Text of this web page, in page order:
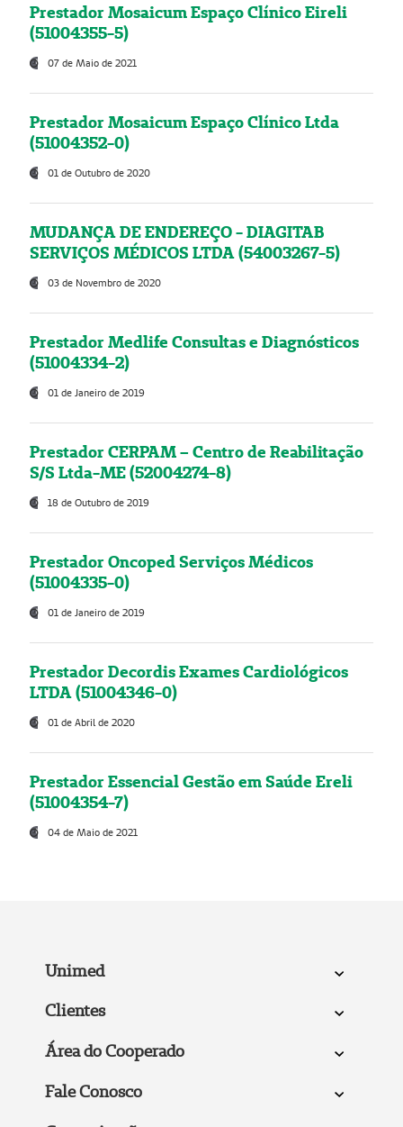
Prestador Mosaicum Espaço Clínico Eireli
(51004355-5)
07 de Maio de 2021
Prestador Mosaicum Espaço Clínico Ltda
(51004352-0)
01 de Outubro de 2020
MUDANÇA DE ENDEREÇO - DIAGITAB
SERVIÇOS MÉDICOS LTDA (54003267-5)
03 de Novembro de 2020
Prestador Medlife Consultas e Diagnósticos
(51004334-2)
01 de Janeiro de 2019
Prestador CERPAM – Centro de Reabilitação
S/S Ltda-ME (52004274-8)
18 de Outubro de 2019
Prestador Oncoped Serviços Médicos
(51004335-0)
01 de Janeiro de 2019
Prestador Decordis Exames Cardiológicos
LTDA (51004346-0)
01 de Abril de 2020
Prestador Essencial Gestão em Saúde Ereli
(51004354-7)
04 de Maio de 2021
Unimed
Clientes
Área do Cooperado
Fale Conosco